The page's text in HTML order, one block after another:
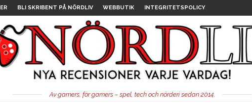
BLI SKRIBENT PÅ NÖRDLIV WEBBUTIK INTEGRITETSPOLICY
Av gamers, för gamers – spel, tech och nörderi sedan 2014.